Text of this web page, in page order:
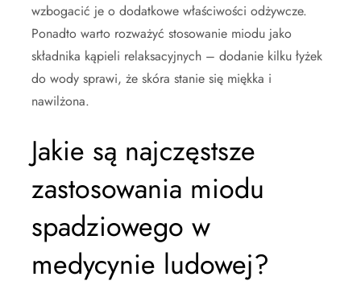
wzbogacić je o dodatkowe właściwości odżywcze.
Ponadto warto rozważyć stosowanie miodu jako
składnika kąpieli relaksacyjnych – dodanie kilku łyżek
do wody sprawi, że skóra stanie się miękka i
nawilżona.
Jakie są najczęstsze
zastosowania miodu
spadziowego w
medycynie ludowej?